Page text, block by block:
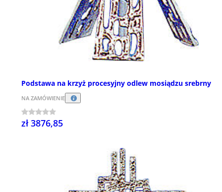
Podstawa na krzyż procesyjny odlew mosiądzu srebrny
NA ZAMÓWIENIE
zł 3876,85